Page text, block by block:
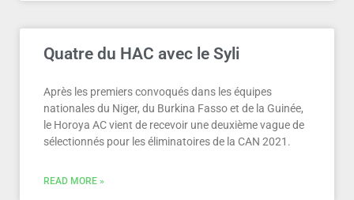
Quatre du HAC avec le Syli
Après les premiers convoqués dans les équipes
nationales du Niger, du Burkina Fasso et de la Guinée,
le Horoya AC vient de recevoir une deuxième vague de
sélectionnés pour les éliminatoires de la CAN 2021.
READ MORE »